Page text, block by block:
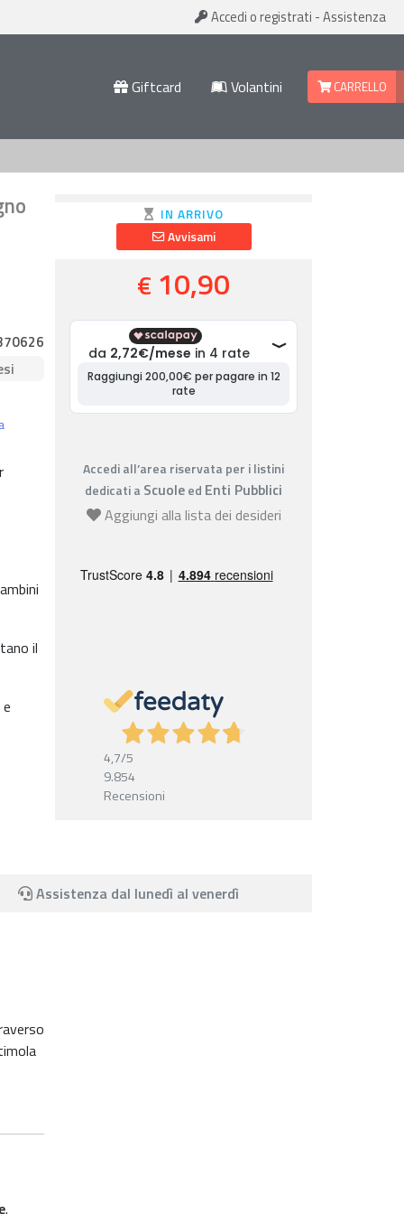
Accedi o registrati -Assistenza
Giftcard Volantini CARRELLO
il
IN ARRIVO
Avvisami
€ 10,90
Accedi all’area riservata per i listini
dedicati a Scuoleed Enti Pubblici
Aggiungi alla lista dei desideri
4,7/5
9.854
Recensioni
Assistenza dal lunedì al venerdì
.